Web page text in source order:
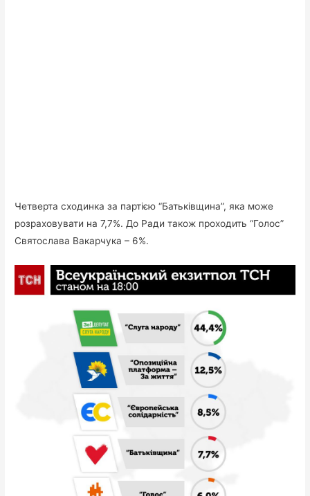
Четверта сходинка за партією “Батьківщина”, яка може
розраховувати на 7,7%. До Ради також проходить “Голос”
Святослава Вакарчука – 6%.